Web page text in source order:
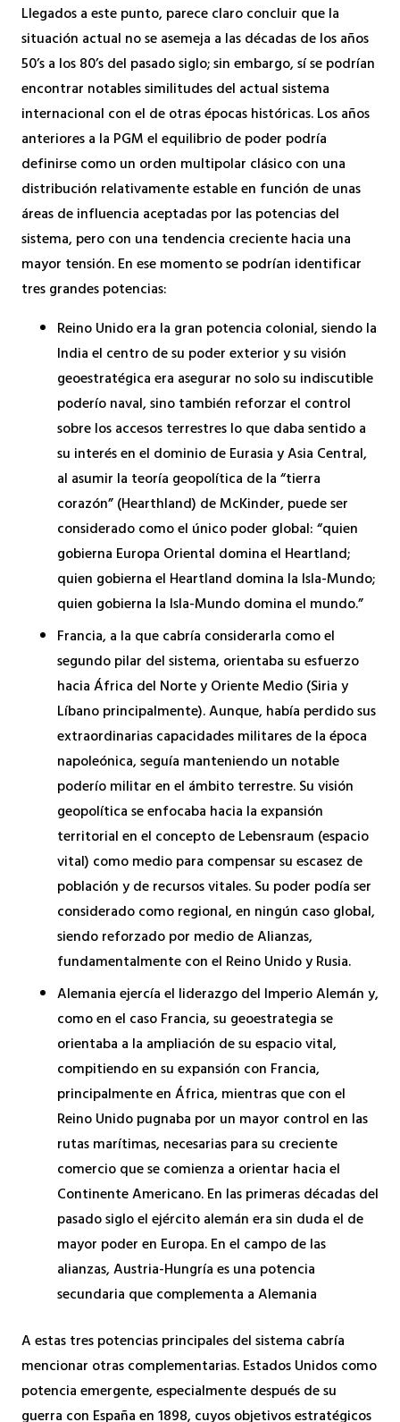
Llegados a este punto, parece claro concluir que la
situación actual no se asemeja a las décadas de los años
50’s a los 80’s del pasado siglo; sin embargo, sí se podrían
encontrar notables similitudes del actual sistema
internacional con el de otras épocas históricas. Los años
anteriores a la PGM el equilibrio de poder podría
definirse como un orden multipolar clásico con una
distribución relativamente estable en función de unas
áreas de influencia aceptadas por las potencias del
sistema, pero con una tendencia creciente hacia una
mayor tensión. En ese momento se podrían identificar
tres grandes potencias:
Reino Unido era la gran potencia colonial, siendo la
India el centro de su poder exterior y su visión
geoestratégica era asegurar no solo su indiscutible
poderío naval, sino también reforzar el control
sobre los accesos terrestres lo que daba sentido a
su interés en el dominio de Eurasia y Asia Central,
al asumir la teoría geopolítica de la “tierra
corazón” (Hearthland) de McKinder, puede ser
considerado como el único poder global: “quien
gobierna Europa Oriental domina el Heartland;
quien gobierna el Heartland domina la Isla-Mundo;
quien gobierna la Isla-Mundo domina el mundo.”
Francia, a la que cabría considerarla como el
segundo pilar del sistema, orientaba su esfuerzo
hacia África del Norte y Oriente Medio (Siria y
Líbano principalmente). Aunque, había perdido sus
extraordinarias capacidades militares de la época
napoleónica, seguía manteniendo un notable
poderío militar en el ámbito terrestre. Su visión
geopolítica se enfocaba hacia la expansión
territorial en el concepto de Lebensraum (espacio
vital) como medio para compensar su escasez de
población y de recursos vitales. Su poder podía ser
considerado como regional, en ningún caso global,
siendo reforzado por medio de Alianzas,
fundamentalmente con el Reino Unido y Rusia.
Alemania ejercía el liderazgo del Imperio Alemán y,
como en el caso Francia, su geoestrategia se
orientaba a la ampliación de su espacio vital,
compitiendo en su expansión con Francia,
principalmente en África, mientras que con el
Reino Unido pugnaba por un mayor control en las
rutas marítimas, necesarias para su creciente
comercio que se comienza a orientar hacia el
Continente Americano. En las primeras décadas del
pasado siglo el ejército alemán era sin duda el de
mayor poder en Europa. En el campo de las
alianzas, Austria-Hungría es una potencia
secundaria que complementa a Alemania
A estas tres potencias principales del sistema cabría
mencionar otras complementarias. Estados Unidos como
potencia emergente, especialmente después de su